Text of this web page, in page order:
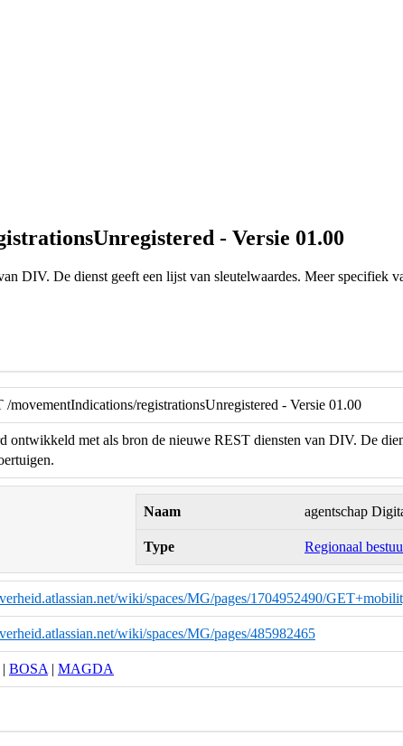
- Versie 01.00
DIV. De dienst geeft een lijst van sleutelwaardes. Meer specifiek
movementIndications/registrationsUnregistered - Versie 01.00
ontwikkeld met als bron de nieuwe REST diensten van DIV. De
Naam agentschap
Type Regionaal
wiki/spaces/MG/pages/1704952490/
wiki/spaces/MG/pages/485982465
| BOSA | MAGDA